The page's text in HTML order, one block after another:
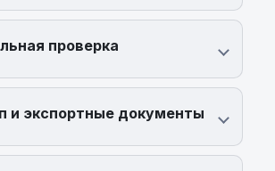
проверка
и экспортные документы